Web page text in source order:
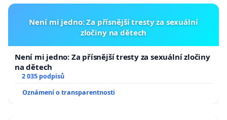
Není mi jedno: Za přísnější tresty za sexuální
zločiny na dětech
Není mi jedno: Za přísnější tresty za sexuální zločiny
na dětech
2 035 podpisů
Oznámení o transparentnosti